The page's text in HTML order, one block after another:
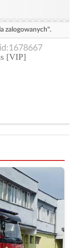
zalogowanych".
[VIP]